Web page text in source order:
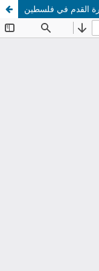
كرة القدم في فلسطين